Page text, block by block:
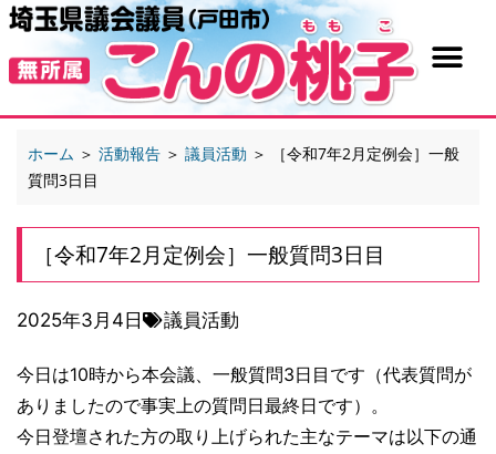
ホーム ＞ 活動報告 ＞ 議員活動 ＞
［令和7年2月定例会］一般
質問3日目
［令和7年2月定例会］一般質問3日目
2025年3月4日 議員活動
今日は10時から本会議、一般質問3日目です（代表質問が
ありましたので事実上の質問日最終日です）。
今日登壇された方の取り上げられた主なテーマは以下の通